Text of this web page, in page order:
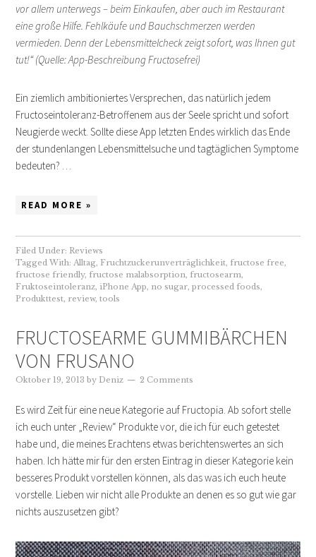
vor allem unterwegs – beim Einkaufen, aber auch im Restaurant
eine große Hilfe. Fehlkäufe und Bauchschmerzen werden
vermieden. Denn der Lebensmittelcheck zeigt sofort, was Ihnen gut
tut!“ (Quelle: App-Beschreibung Fructosefrei)
Ein ziemlich ambitioniertes Versprechen, das natürlich jedem
Fructoseintoleranz-Betroffenem aus der Seele spricht und sofort
Neugierde weckt. Sollte diese App letzten Endes wirklich das Ende
der stundenlangen Lebensmittelsuche und tagtäglichen Symptome
bedeuten? …
READ MORE »
Filed Under: Reviews
Tagged With:Alltag, Fruchtzuckerunverträglichkeit,fructose free,
fructose friendly,fructose malabsorption,fructosearm,
Fruktoseintoleranz, iPhone App, no sugar,processed foods,
Produkttest, review,tools
FRUCTOSEARME GUMMIBÄRCHEN
VON FRUSANO
Oktober 19, 2013 byDeniz 2 Comments
Es wird Zeit für eine neue Kategorie auf Fructopia. Ab sofort stelle
ich euch unter „Review“ Produkte vor, die ich für euch getestet
habe und, die meines Erachtens etwas berichtenswertes an sich
haben. Ich hätte mir für den ersten Eintrag in dieser Kategorie kein
besseres Produkt vorstellen können, als das was ich euch heute
vorstelle. Lieben wir nicht alle Produkte an denen es so gut wie gar
nichts auszusetzen gibt?